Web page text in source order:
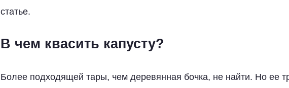
статье.
В чем квасить капусту?
Более подходящей тары, чем деревянная бочка, не найти. Но ее